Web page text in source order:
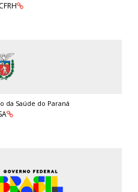
da Saúde do Paraná